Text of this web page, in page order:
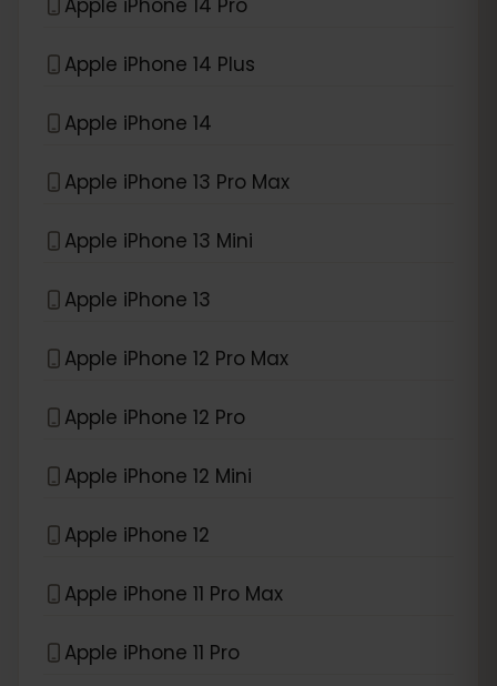
Apple iPhone 14 Plus
Apple iPhone 14
Apple iPhone 13 Pro Max
Apple iPhone 13 Mini
Apple iPhone 13
Apple iPhone 12 Pro Max
Apple iPhone 12 Pro
Apple iPhone 12 Mini
Apple iPhone 12
Apple iPhone 11 Pro Max
Apple iPhone 11 Pro